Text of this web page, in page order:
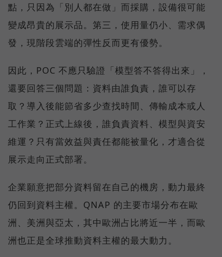
點，只因為「別人都在做」而採購，設備很可能
變成昂貴的展示品。第三，使用量仍小、需求偶
發，現階段雲端的彈性反而更有優勢。
因此，POC 不應只驗證「模型答不答得出來」，
還要回答三個問題：資料由誰負責，誰可以存
取？導入後能節省多少查找時間、傳輸成本或人
工作業？正式上線後，誰負責資料、模型與資安
維運？只有當效益與責任都能被量化，才適合從
展示走向正式部署。
企業願意把部分資料留在自己的機房，動力最終
仍回到資料主權。QNAP 的主要市場分布在歐
洲、美洲與亞太，其中歐洲占比將近一半，而歐
洲也正是全球推動資料主權的最大動力。